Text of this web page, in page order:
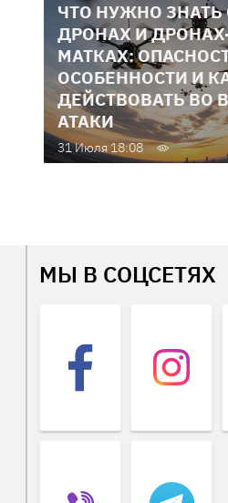
ЧТО НУЖНО ЗНАТЬ
ДРОНАХ И
МАТКАХ:
ОСОБЕННОСТИ И
ДЕЙСТВОВАТЬ ВО
АТАКИ
31 Июля 18:08
МЫ В СОЦСЕТЯХ